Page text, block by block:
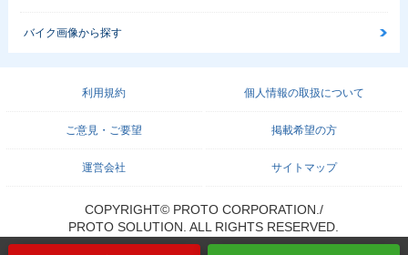
バイク画像から探す
利用規約 個人情報の取扱について
ご意見・ご要望 掲載希望の方
運営会社 サイトマップ
COPYRIGHT© PROTO CORPORATION./
PROTO SOLUTION. ALL RIGHTS RESERVED.